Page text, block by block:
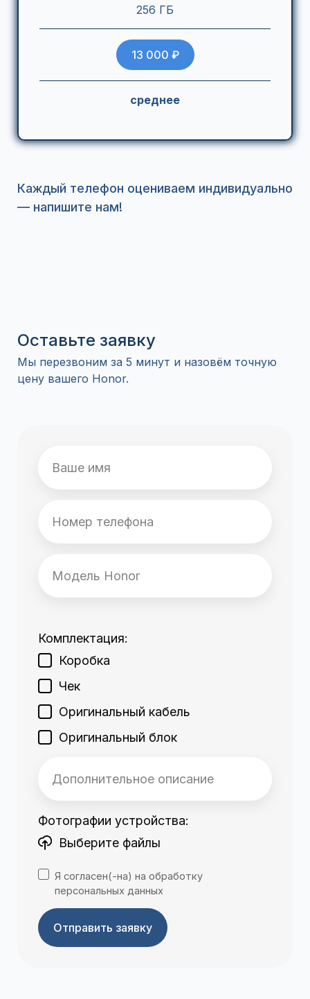
256 ГБ
13 000 ₽
среднее
Каждый телефон оцениваем индивидуально
— напишите нам!
Оставьте заявку
Мы перезвоним за 5 минут и назовём точную
цену вашего Honor.
Комплектация:
Коробка
Чек
Оригинальный кабель
Оригинальный блок
Фотографии устройства:
Выберите файлы
Отправить заявку
Я согласен(-на) на обработку
персональных данных